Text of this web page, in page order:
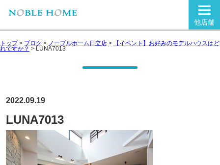
他店舗
トップ> ブログ > ノーブルホーム日立店 > 【イベント】お好みのモデルハウスはど
れですか？ > LUNA7013
2022.09.19
LUNA7013